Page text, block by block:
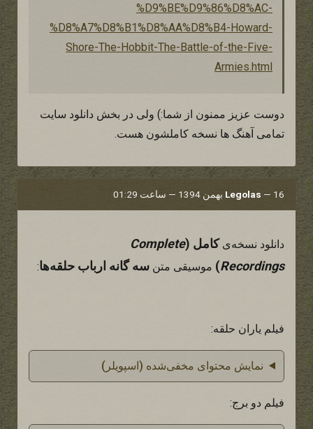
%D9%BE%D9%86%D8%AC-
%D8%A7%D8%B1%D8%AA%D8%B4-Howard-
Shore-The-Hobbit-The-Battle-of-the-Five-
Armies.html
دوست عزيز ممنون از شما:) ولى در بخش دانلود سايت
تمامى آهنگ ها نسخه كاملشون هست.
Legolas — 16 بهمن 1394 — ساعت 01:29
دانلود نسخه‌یکامل (Complete
Recordings
) موسیقی متن سه گانه ارباب حلقه‌ها:
فیلم یاران حلقه:
نمایش محتوای مخفی‌شده (اسپویلر)
فیلم دو برج: